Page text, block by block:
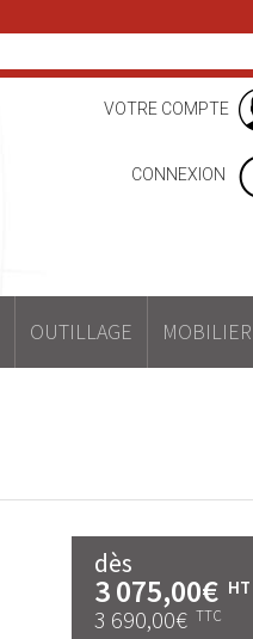
VOTRE COMPTE
CONNEXION
OUTILLAGE MOBILIER
dès
3 075,00€ HT
3 690,00€ TTC